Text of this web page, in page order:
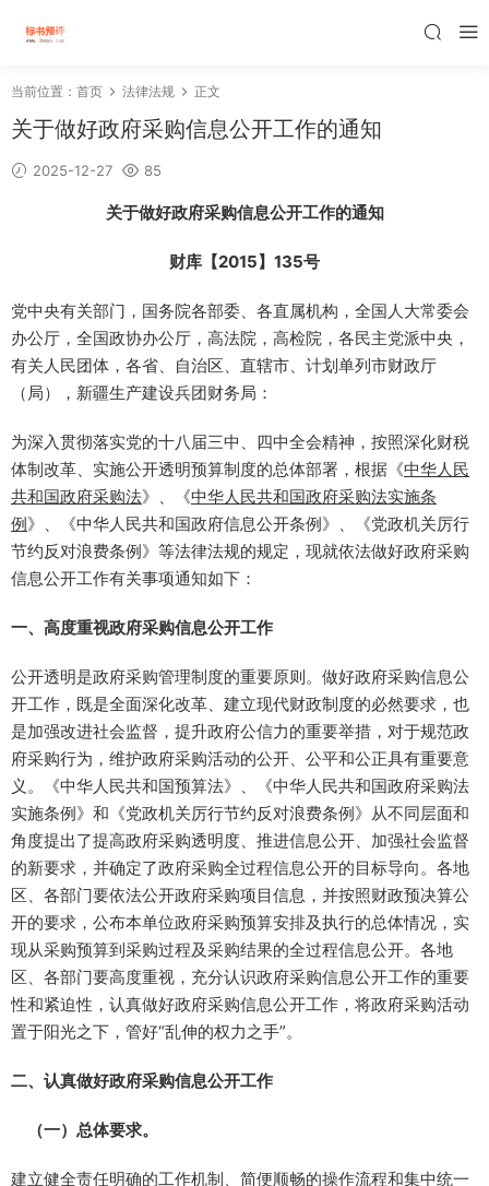
当前位置： 首页 法律法规 正文
关于做好政府采购信息公开工作的通知
2025-12-27 85
关于做好政府采购信息公开工作的通知
财库【2015】135号
党中央有关部门，国务院各部委、各直属机构，全国人大常委会
办公厅，全国政协办公厅，高法院，高检院，各民主党派中央，
有关人民团体，各省、自治区、直辖市、计划单列市财政厅
（局），新疆生产建设兵团财务局：
为深入贯彻落实党的十八届三中、四中全会精神，按照深化财税
体制改革、实施公开透明预算制度的总体部署，根据《中华人民
共和国政府采购法》、《中华人民共和国政府采购法实施条
例》、《中华人民共和国政府信息公开条例》、《党政机关厉行
节约反对浪费条例》等法律法规的规定，现就依法做好政府采购
信息公开工作有关事项通知如下：
一、高度重视政府采购信息公开工作
公开透明是政府采购管理制度的重要原则。做好政府采购信息公
开工作，既是全面深化改革、建立现代财政制度的必然要求，也
是加强改进社会监督，提升政府公信力的重要举措，对于规范政
府采购行为，维护政府采购活动的公开、公平和公正具有重要意
义。《中华人民共和国预算法》、《中华人民共和国政府采购法
实施条例》和《党政机关厉行节约反对浪费条例》从不同层面和
角度提出了提高政府采购透明度、推进信息公开、加强社会监督
的新要求，并确定了政府采购全过程信息公开的目标导向。各地
区、各部门要依法公开政府采购项目信息，并按照财政预决算公
开的要求，公布本单位政府采购预算安排及执行的总体情况，实
现从采购预算到采购过程及采购结果的全过程信息公开。各地
区、各部门要高度重视，充分认识政府采购信息公开工作的重要
性和紧迫性，认真做好政府采购信息公开工作，将政府采购活动
置于阳光之下，管好“乱伸的权力之手”。
二、认真做好政府采购信息公开工作
（一）总体要求。
建立健全责任明确的工作机制、简便顺畅的操作流程和集中统一